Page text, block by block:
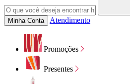
Minha Conta Atendimento
Promoções
Presentes